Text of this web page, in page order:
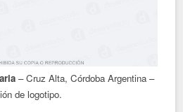
– Cruz Alta, Córdoba Argentina –
de logotipo.